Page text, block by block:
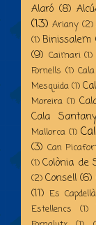
Alaró (8)
(13) Ariany (2)
(1) Binissalem
(9) Caimari (1)
Fornells (1)
Mesquida (1)
Moreira (1)
Cala
Mallorca (1)
(3) Can
(1) Colònia de
(2) Consell (6)
(11) Es Capdellà
Estellencs (1)